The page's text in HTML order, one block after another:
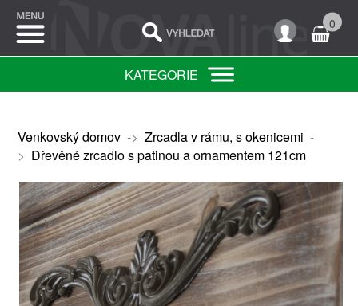
0
KATEGORIE
Venkovský domov-> Zrcadla v rámu, s okenicemi -
> Dřevěné zrcadlo s patinou a ornamentem 121cm